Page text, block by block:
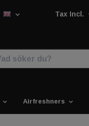
Tax Incl.
Airfreshners